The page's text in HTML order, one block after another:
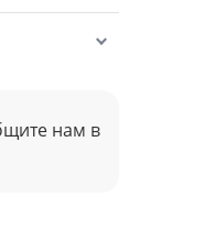
нам в